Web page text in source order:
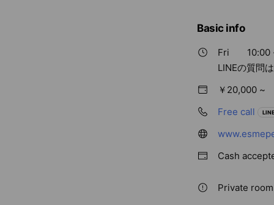
Basic info
Fri
10:00
LINEの質問
￥20,000 ~
Free call
Cash
Private